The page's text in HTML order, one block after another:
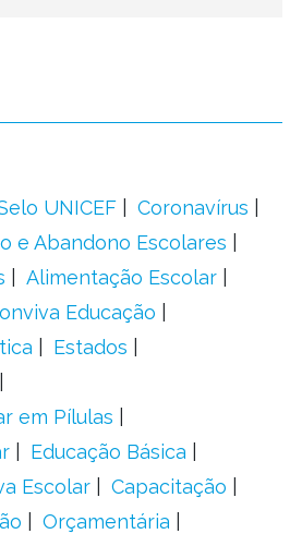
UNICEF
Coronavírus
e Abandono Escolares
Alimentação Escolar
Educação
Estados
em Pílulas
Educação Básica
Escolar
Capacitação
Orçamentária